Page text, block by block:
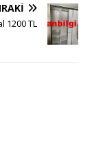
1200 TL